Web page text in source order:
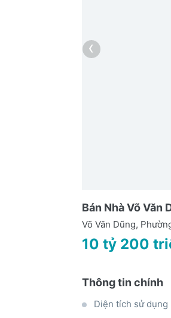
‹
Bán Nhà Võ Văn
Võ Văn Dũng,
10 tỷ 200
Thông tin chính
Diện tích sử dụng